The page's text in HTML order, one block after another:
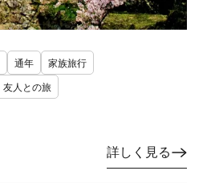
通年
家族旅行
友人との旅
詳しく見る